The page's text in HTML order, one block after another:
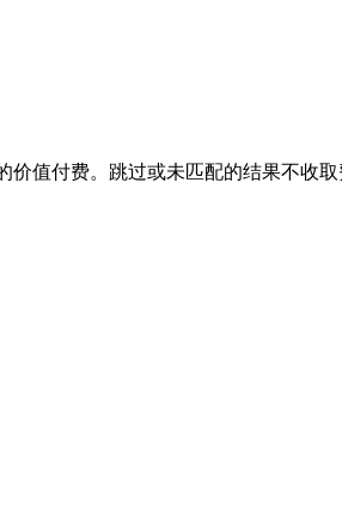
值付费。跳过或未匹配的结果不收取